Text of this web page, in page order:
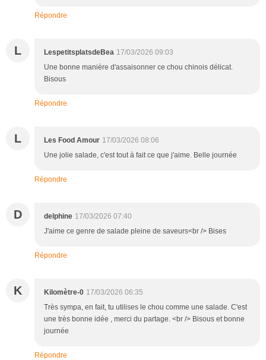
Répondre
L LespetitsplatsdeBea 17/03/2026 09:03
Une bonne manière d'assaisonner ce chou chinois délicat.
Bisous
Répondre
L Les Food Amour 17/03/2026 08:06
Une jolie salade, c'est tout à fait ce que j'aime. Belle journée
Répondre
D delphine 17/03/2026 07:40
J'aime ce genre de salade pleine de saveurs<br /> Bises
Répondre
K Kilomètre-0 17/03/2026 06:35
Très sympa, en fait, tu utilises le chou comme une salade. C'est
une très bonne idée , merci du partage. <br /> Bisous et bonne
journée
Répondre